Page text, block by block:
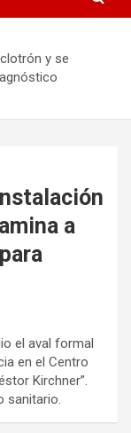
y se
a
el aval formal
en el Centro
Kirchner”.
sanitario.